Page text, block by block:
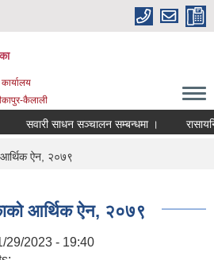
कैलाली
सवारी साधन सञ्चालन सम्बन्धमा ।
आर्थिक ऐन, २०७९
आर्थिक ऐन, २०७९
29/2023 - 19:40